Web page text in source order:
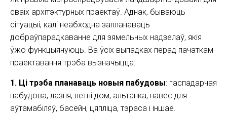
сваіх архітэктурных праектаў. Аднак, бываюць
сітуацыі, калі неабходна запланаваць
добраўпарадкаванне для зямельных надзелаў, якія
ўжо функцыянуюць. Ва ўсіх выпадках перад пачаткам
праектавання трэба вызначыцца:
1. Ці трэба планаваць новыя пабудовы: гаспадарчая
пабудова, лазня, летні дом, альтанка, навес для
аўтамабіляў, басейн, цяпліца, тэраса і іншае.